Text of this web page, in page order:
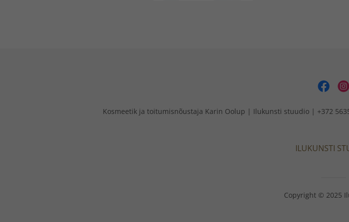
Kosmeetik ja toitumisnõustaja Karin Oolup | Ilukunsti stuudio | +372
ILUKUNSTI
Copyright © 2025